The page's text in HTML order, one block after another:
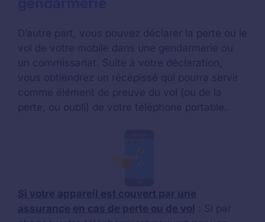
D’autre part, vous pouvez déclarer la perte ou le
vol de votre mobile dans une gendarmerie ou
un commissariat. Suite à votre déclaration,
vous obtiendrez un récépissé qui pourra servir
comme élément de preuve du vol (ou de la
perte, ou oubli) de votre téléphone portable.
Si votre appareil est couvert par une
assurance en cas de perte ou de vol
: Si par